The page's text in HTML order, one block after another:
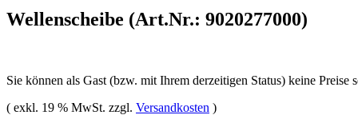
Wellenscheibe (Art.Nr.: 9020277000)
Sie können als Gast (bzw. mit Ihrem derzeitigen Status) keine Preise
( exkl. 19 % MwSt. zzgl. Versandkosten )